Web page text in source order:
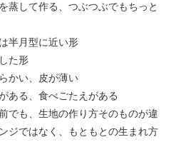
蒸して作る、つぶつぶでもちっと
半月型に近い形
た形
かい、皮が薄い
ある、食べごたえがある
でも、生地の作り方そのものが違
ジではなく、もともとの生まれ方